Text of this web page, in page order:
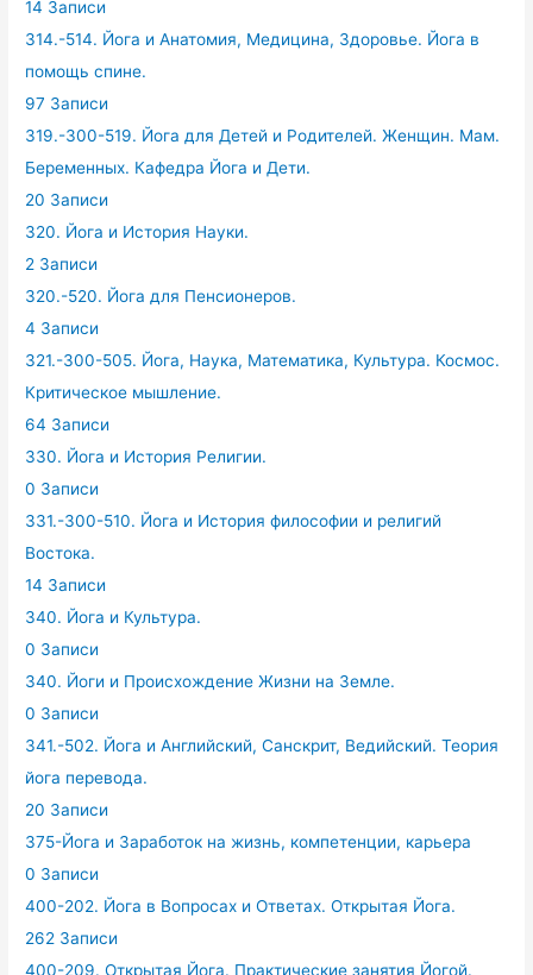
14 Записи
314.-514. Йога и Анатомия, Медицина, Здоровье. Йога в
помощь спине.
97 Записи
319.-300-519. Йога для Детей и Родителей. Женщин. Мам.
Беременных. Кафедра Йога и Дети.
20 Записи
320. Йога и История Науки.
2 Записи
320.-520. Йога для Пенсионеров.
4 Записи
321.-300-505. Йога, Наука, Математика, Культура. Космос.
Критическое мышление.
64 Записи
330. Йога и История Религии.
0 Записи
331.-300-510. Йога и История философии и религий
Востока.
14 Записи
340. Йога и Культура.
0 Записи
340. Йоги и Происхождение Жизни на Земле.
0 Записи
341.-502. Йога и Английский, Санскрит, Ведийский. Теория
йога перевода.
20 Записи
375-Йога и Заработок на жизнь, компетенции, карьера
0 Записи
400-202. Йога в Вопросах и Ответах. Открытая Йога.
262 Записи
400-209. Открытая Йога. Практические занятия Йогой.